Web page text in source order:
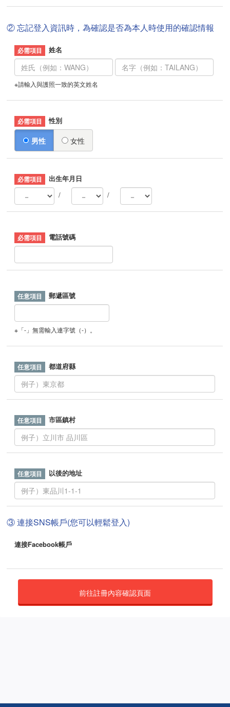
② 忘記登入資訊時，為確認是否為本人時使用的確認情報
姓名
※請輸入與護照一致的英文姓名
性別
男性 女性
出生年月日
/
/
電話號碼
郵遞區號
※「-」無需輸入連字號（-）。
都道府縣
市區鎮村
以後的地址
③ 連接SNS帳戶(您可以輕鬆登入)
連接Facebook帳戶